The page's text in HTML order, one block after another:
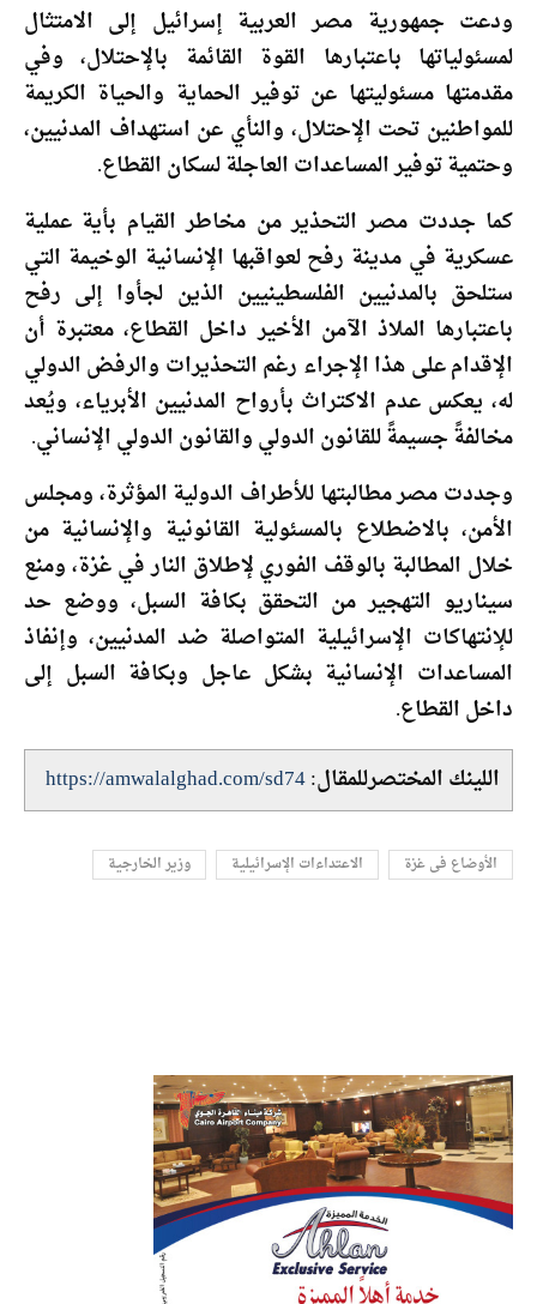
ودعت جمهورية مصر العربية إسرائيل إلى الامتثال
لمسئولياتها باعتبارها القوة القائمة بالإحتلال، وفي
مقدمتها مسئوليتها عن توفير الحماية والحياة الكريمة
للمواطنين تحت الإحتلال، والنأي عن استهداف المدنيين،
وحتمية توفير المساعدات العاجلة لسكان القطاع.
كما جددت مصر التحذير من مخاطر القيام بأية عملية
عسكرية في مدينة رفح لعواقبها الإنسانية الوخيمة التي
ستلحق بالمدنيين الفلسطينيين الذين لجأوا إلى رفح
باعتبارها الملاذ الآمن الأخير داخل القطاع، معتبرة أن
الإقدام على هذا الإجراء رغم التحذيرات والرفض الدولي
له، يعكس عدم الاكتراث بأرواح المدنيين الأبرياء، ويُعد
مخالفةً جسيمةً للقانون الدولي والقانون الدولي الإنساني.
وجددت مصر مطالبتها للأطراف الدولية المؤثرة، ومجلس
الأمن، بالاضطلاع بالمسئولية القانونية والإنسانية من
خلال المطالبة بالوقف الفوري لإطلاق النار في غزة، ومنع
سيناريو التهجير من التحقق بكافة السبل، ووضع حد
للإنتهاكات الإسرائيلية المتواصلة ضد المدنيين، وإنفاذ
المساعدات الإنسانية بشكل عاجل وبكافة السبل إلى
داخل القطاع.
اللينك المختصرللمقال:https://amwalalghad.com/sd74
الأوضاع فى غزة الاعتداءات الإسرائيلية وزير الخارجية